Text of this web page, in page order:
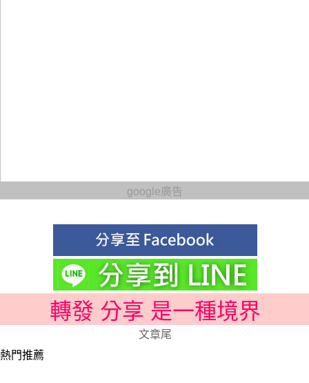
google廣告
轉發 分享 是一種境界
文章尾
熱門推薦